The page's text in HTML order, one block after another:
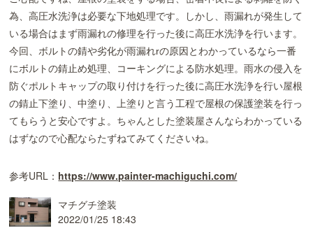
為、高圧水洗浄は必要な下地処理です。しかし、雨漏れが発生して
いる場合はまず雨漏れの修理を行った後に高圧水洗浄を行います。
今回、ボルトの錆や劣化が雨漏れrの原因とわかっているなら一番
にボルトの錆止め処理、コーキングによる防水処理。雨水の侵入を
防ぐポルトキャップの取り付けを行った後に高圧水洗浄を行い屋根
の錆止下塗り、中塗り、上塗りと言う工程で屋根の保護塗装を行っ
てもらうと安心ですよ。ちゃんとした塗装屋さんならわかっている
はずなので心配ならたずねてみてくださいね。
参考URL： https://www.painter-machiguchi.com/
マチグチ塗装
2022/01/25 18:43